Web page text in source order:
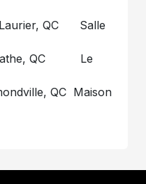
QC Salle
QC Le
QC Maison